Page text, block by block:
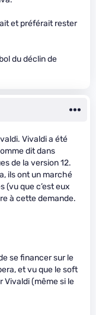
et préférait rester
du déclin de
Vivaldi a été
dit dans
de la version 12.
ils ont un marché
(vu que c’est eux
à cette demande.
se financer sur le
et vu que le soft
Vivaldi (même si le